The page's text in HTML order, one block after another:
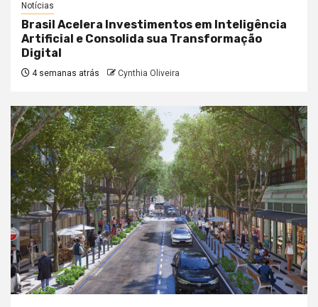
Notícias
Brasil Acelera Investimentos em Inteligência
Artificial e Consolida sua Transformação
Digital
4 semanas atrás Cynthia Oliveira